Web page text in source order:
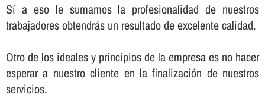
Sí­ a eso le sumamos la profesionalidad de nuestros
trabajadores obtendrás un resultado de excelente calidad.
Otro de los ideales y principios de la empresa es no hacer
esperar a nuestro cliente en la finalización de nuestros
servicios.